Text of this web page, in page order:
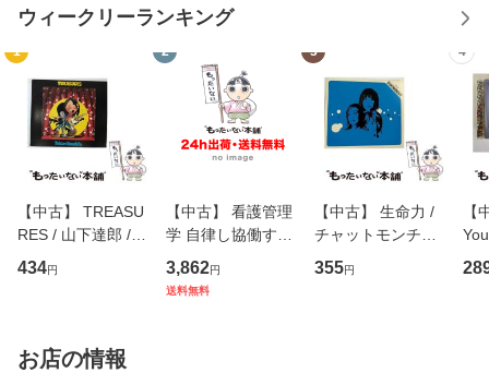
ウィークリーランキング
1
【中古】 TREASU
RES / 山下達郎 /
イーストウエス
ト・ジャパン [CD]
434円
2
【中古】 看護管理
学 自律し協働する
専門職の看護マネ
ジメントスキル 改
3,862円
送料無料
3
【中古】 生命力 /
チャットモンチー /
キューンレコード
[CD]【メール便送
355円
4
【
のが
お店の情報